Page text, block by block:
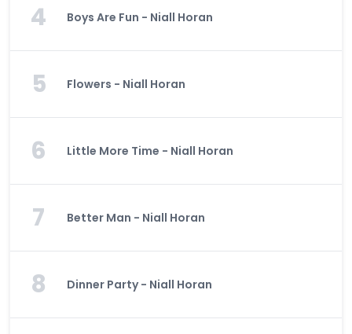
4 Boys Are Fun - Niall Horan
5 Flowers - Niall Horan
6 Little More Time - Niall Horan
7 Better Man - Niall Horan
8 Dinner Party - Niall Horan